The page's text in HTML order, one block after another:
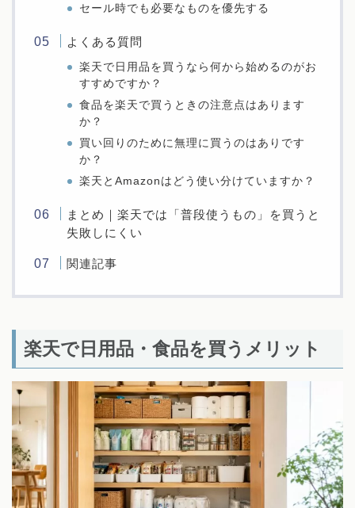
セール時でも必要なものを優先する
よくある質問
楽天で日用品を買うなら何から始めるのがお
すすめですか？
食品を楽天で買うときの注意点はあります
か？
買い回りのために無理に買うのはありです
か？
楽天とAmazonはどう使い分けていますか？
まとめ｜楽天では「普段使うもの」を買うと
失敗しにくい
関連記事
楽天で日用品・食品を買うメリット